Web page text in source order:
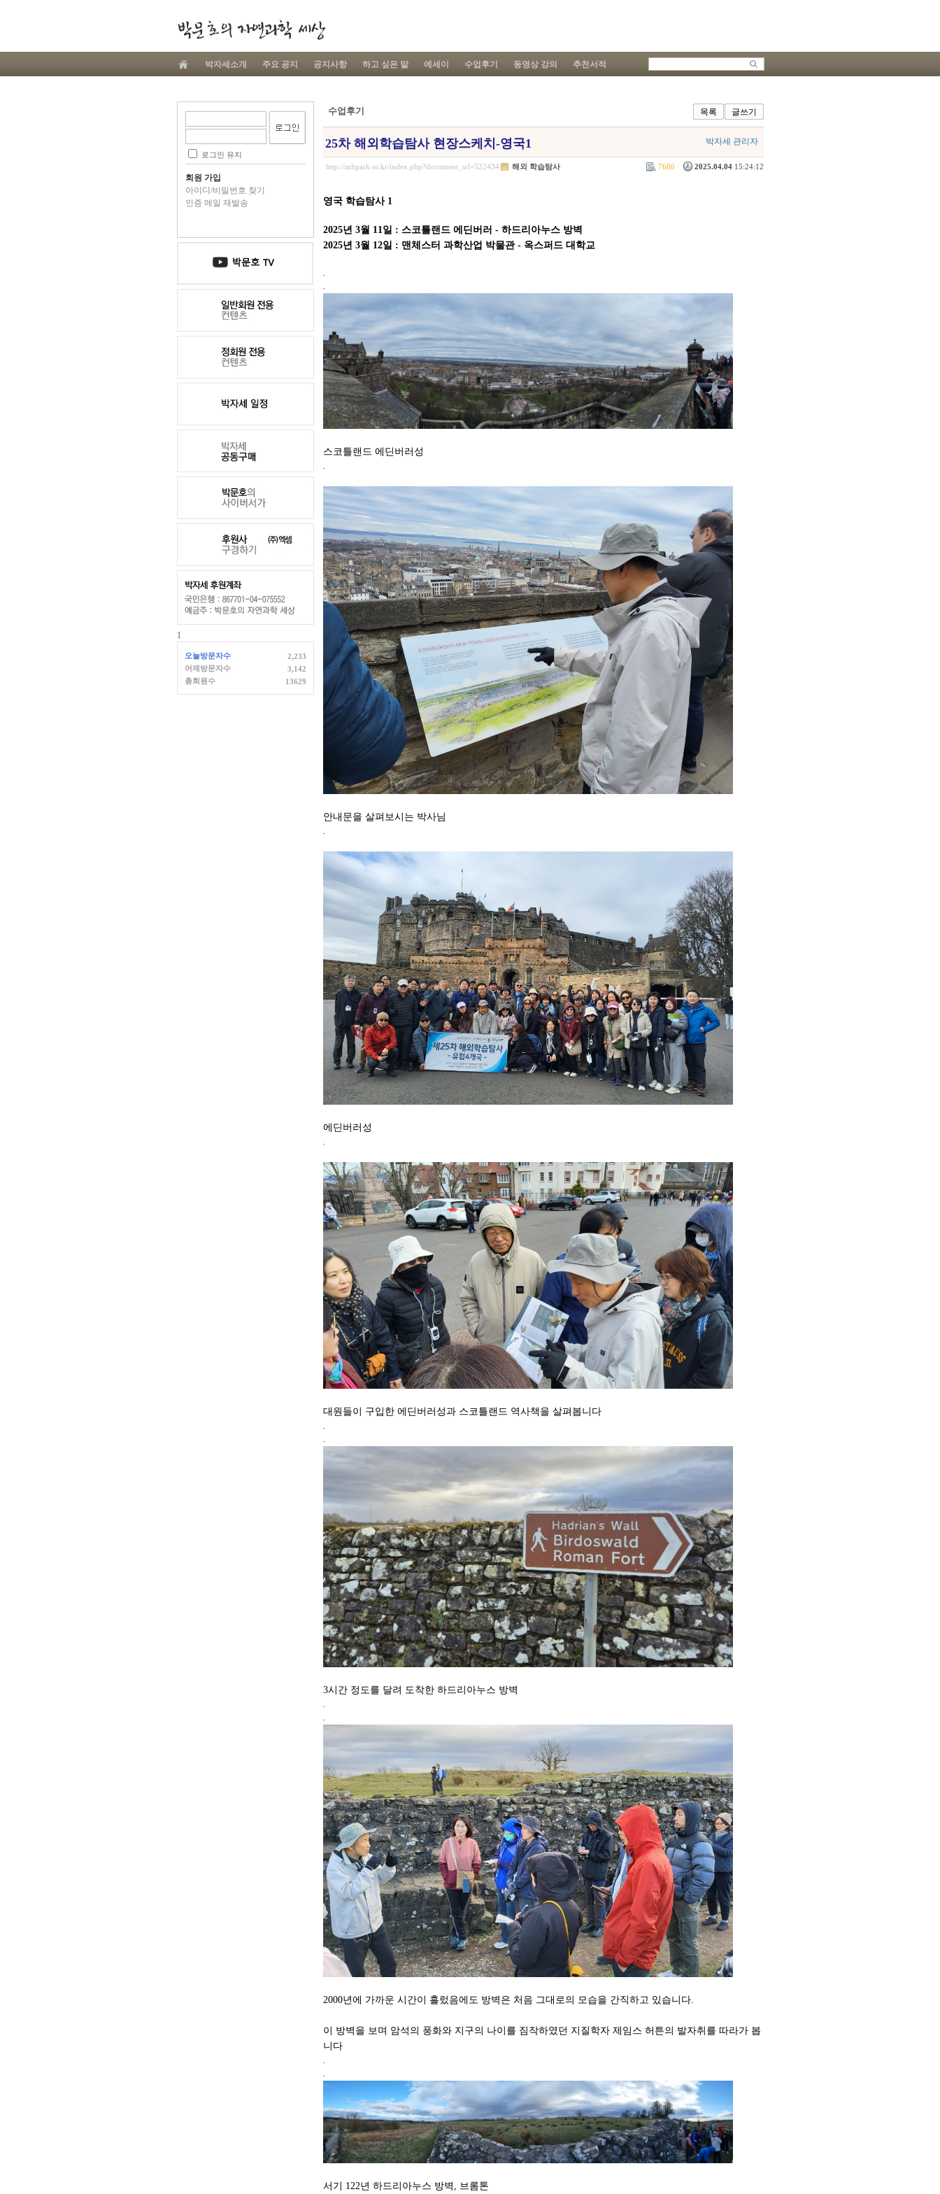
박자세소개 주요 공지 공지사항 하고 싶은 말 에세이 수업후기 동영상 강의 추천서적
로그인 유지
회원 가입
아이디/비밀번호 찾기
인증 메일 재발송
1
오늘방문자수
2,233
어제방문자수
3,142
총회원수
13629
수업후기 글쓰기
목록
25차 해외학습탐사 현장스케치-영국1 박자세 관리자
http://mhpark.or.kr/index.php?document_srl=522434 2025.04.0415:24:12
7686
해외 학습탐사
영국 학습탐사 1
2025년 3월 11일 : 스코틀랜드 에딘버러 - 하드리아누스 방벽
2025년 3월 12일 : 맨체스터 과학산업 박물관 - 옥스퍼드 대학교
.
.
스코틀랜드 에딘버러성
.
안내문을 살펴보시는 박사님
.
에딘버러성
대원들이 구입한 에딘버러성과 스코틀랜드 역사책을 살펴봅니다
.
.
3시간 정도를 달려 도착한 하드리아누스 방벽
.
.
2000년에 가까운 시간이 흘렀음에도 방벽은 처음 그대로의 모습을 간직하고 있습니다.
이 방벽을 보며 암석의 풍화와 지구의 나이를 짐작하였던 지질학자 제임스 허튼의 발자취를 따라가 봅
니다
.
.
서기 122년 하드리아누스 방벽, 브롬톤